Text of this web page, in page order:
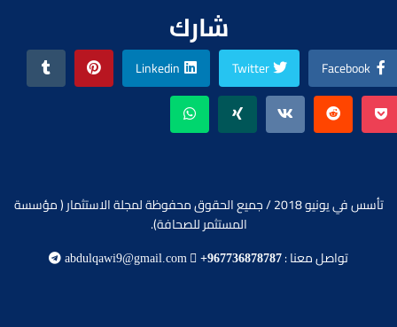
شارك
Facebook
Twitter
Linkedin
تأسس في يونيو 2018 / جميع الحقوق محفوظة لمجلة الاستثمار ( مؤسسة
المستثمر للصحافة).
تواصل معنا : +967736878787
abdulqawi9@gmail.com